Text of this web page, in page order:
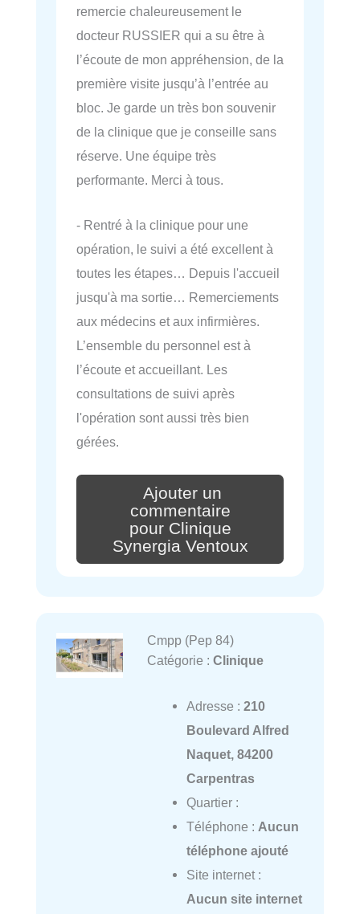
remercie chaleureusement le
docteur RUSSIER qui a su être à
l’écoute de mon appréhension, de la
première visite jusqu’à l’entrée au
bloc. Je garde un très bon souvenir
de la clinique que je conseille sans
réserve. Une équipe très
performante. Merci à tous.
- Rentré à la clinique pour une
opération, le suivi a été excellent à
toutes les étapes… Depuis l'accueil
jusqu'à ma sortie… Remerciements
aux médecins et aux infirmières.
L’ensemble du personnel est à
l’écoute et accueillant. Les
consultations de suivi après
l'opération sont aussi très bien
gérées.
Ajouter un
commentaire
pour Clinique
Synergia Ventoux
Cmpp (Pep 84)
Catégorie : Clinique
Adresse : 210
Boulevard Alfred
Naquet, 84200
Carpentras
Quartier :
Téléphone : Aucun
téléphone ajouté
Site internet :
Aucun site internet